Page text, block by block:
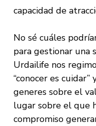
capacidad de
No sé cuáles
para gestionar una
Urdailife nos
“conocer es
generes sobre el
lugar sobre el que
compromiso